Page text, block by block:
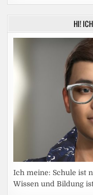
HI!
Ich meine: Schule ist
Wissen und Bildung